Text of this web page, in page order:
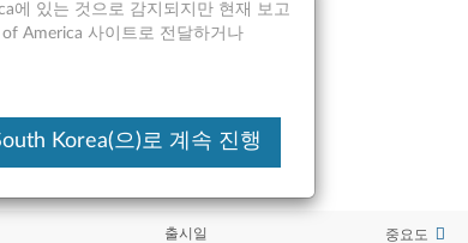
출시일 중요도
에 있는 것으로 감지되지만 현재 보고
America 사이트로 전달하거나
Korea(으)로 계속 진행